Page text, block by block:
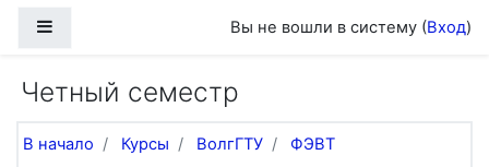
Вы не вошли в систему (Вход)
Четный семестр
В начало Курсы ВолгГТУ
ФЭВТ